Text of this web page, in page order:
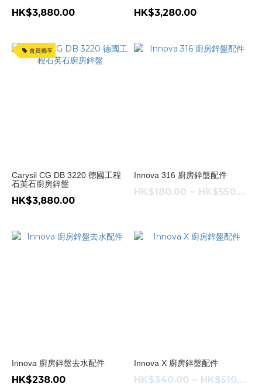
HK$3,880.00 HK$3,280.00
會員獨享
Carysil CG DB 3220 德國工程
石英石廚房鋅盤
HK$3,880.00
Innova 316 廚房鋅盤配件
HK$180.00 ~ HK$550.00
Innova 廚房鋅盤去水配件
HK$238.00
Innova X 廚房鋅盤配件
HK$340.00 ~ HK$510.00